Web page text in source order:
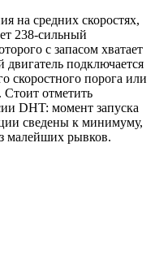
на средних скоростях,
238-сильный
с запасом хватает
подключается
скоростного порога или
отметить
DHT: момент запуска
сведены к минимуму,
малейших рывков.